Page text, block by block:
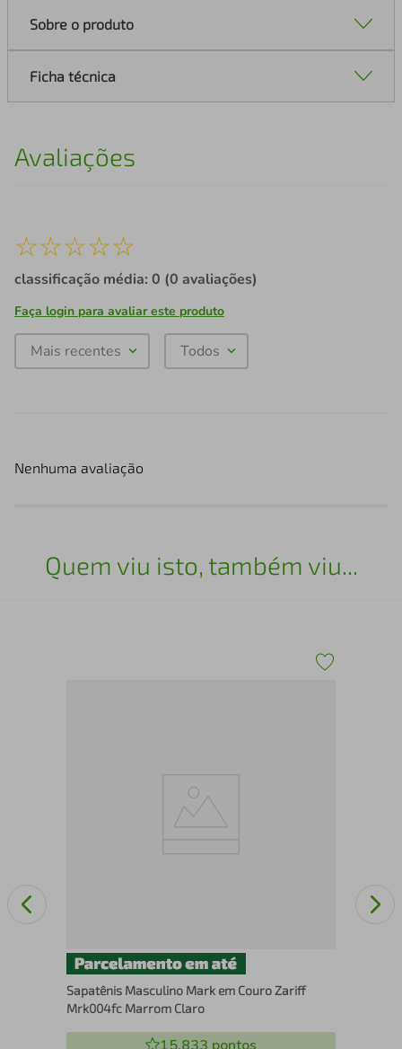
Sobre o produto
Ficha técnica
Avaliações
☆☆☆☆☆
classificação média: 0 (0 avaliações)
Faça login para avaliar este produto
Mais recentes Todos
Nenhuma avaliação
Quem viu isto, também viu...
Sapatênis Masculino Mark em Couro Zariff
Mrk004fc Marrom Claro